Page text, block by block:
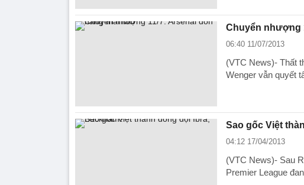
Chuyển nhượng
06:40 11/07/2013
(VTC News)- Thất
Wenger vẫn quyết
Sao gốc Việt
04:12 17/04/2013
(VTC News)- Sau
Premier League